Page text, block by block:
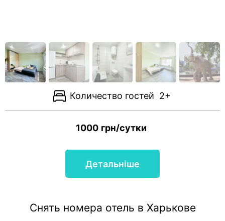
Количество гостей 2+
1000 грн/сутки
Детальніше
Снять номера отель в Харькове